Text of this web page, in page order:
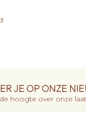
JE OP ONZE
hoogte over onze